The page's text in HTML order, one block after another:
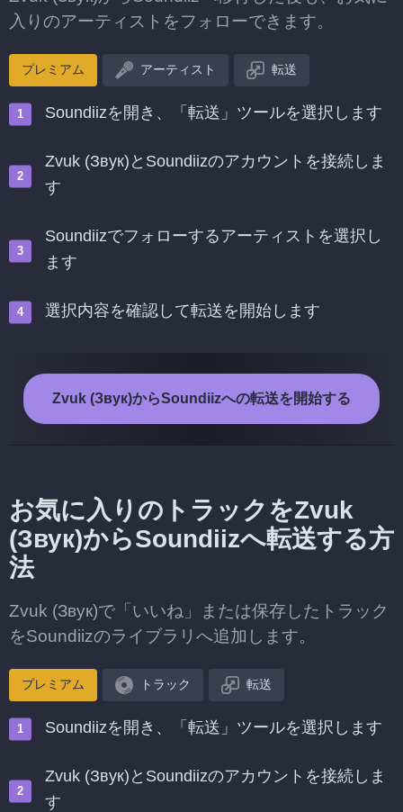
入りのアーティストをフォローできます。
プレミアム アーティスト 転送
Soundiizを開き、「転送」ツールを選択します
Zvuk (Звук)とSoundiizのアカウントを接続しま
す
Soundiizでフォローするアーティストを選択し
ます
選択内容を確認して転送を開始します
Zvuk (Звук)からSoundiizへの転送を開始する
お気に入りのトラックをZvuk
(Звук)からSoundiizへ転送する方
法
Zvuk (Звук)で「いいね」または保存したトラック
をSoundiizのライブラリへ追加します。
プレミアム トラック 転送
Soundiizを開き、「転送」ツールを選択します
Zvuk (Звук)とSoundiizのアカウントを接続しま
す